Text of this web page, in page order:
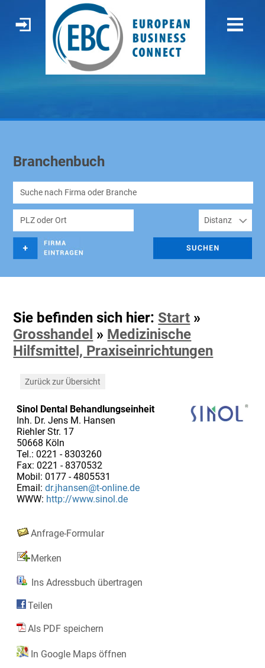
Branchenbuch
Sie befinden sich hier: Start »
Grosshandel » Medizinische
Hilfsmittel, Praxiseinrichtungen
Zurück zur Übersicht
Sinol Dental Behandlungseinheit
Inh. Dr. Jens M. Hansen
Riehler Str. 17
50668 Köln
Tel.: 0221 - 8303260
Fax: 0221 - 8370532
Mobil: 0177 - 4805531
Email: dr.jhansen@t-online.de
WWW: http://www.sinol.de
Anfrage-Formular
Merken
Ins Adressbuch übertragen
Teilen
Als PDF speichern
In Google Maps öffnen